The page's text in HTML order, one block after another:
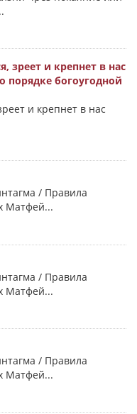
зреет и крепнет в нас
порядке богоугодной
и крепнет в нас
/ Правила
Матфей...
/ Правила
Матфей...
/ Правила
Матфей...